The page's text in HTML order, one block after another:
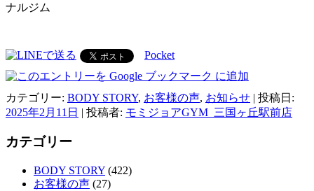
ナルジム
Pocket
カテゴリー: BODY STORY, お客様の声, お知らせ | 投稿日:
2025年2月11日 | 投稿者: モミジョアGYM_三国ヶ丘駅前店
カテゴリー
BODY STORY (422)
お客様の声 (27)